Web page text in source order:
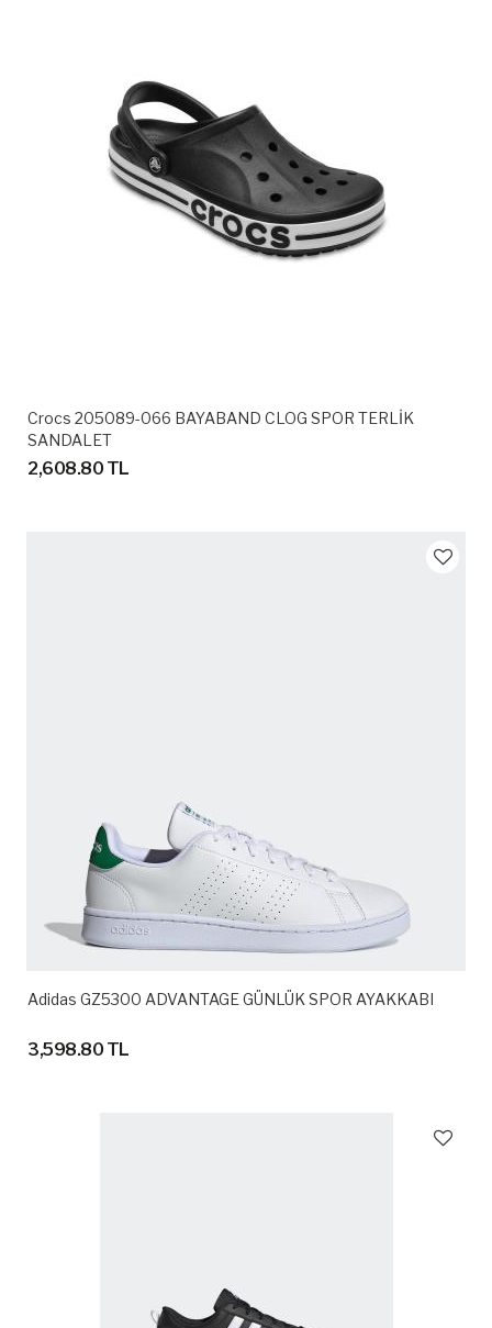
Crocs 205089-066 BAYABAND CLOG SPOR TERLİK
SANDALET
2,608.80 TL
Adidas GZ5300 ADVANTAGE GÜNLÜK SPOR AYAKKABI
3,598.80 TL